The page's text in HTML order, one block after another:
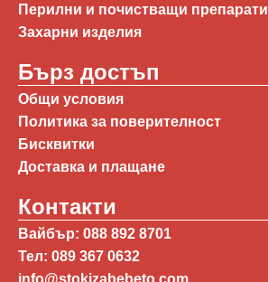
Перилни и почистващи препарати
Захарни изделия
Бърз достъп
Общи условия
Политика за поверителност
Бисквитки
Доставка и плащане
Контакти
Вайбър: 088 892 8701
Тел: 089 367 0632
info@stokizabebeto.com